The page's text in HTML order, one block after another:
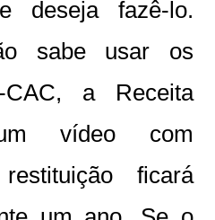
deseja fazê-lo.
sabe usar os
a Receita
vídeo com
ficará